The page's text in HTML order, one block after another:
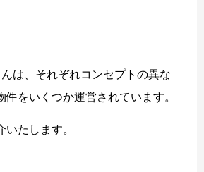
は、それぞれコンセプトの異な
件をいくつか運営されています。
たします。